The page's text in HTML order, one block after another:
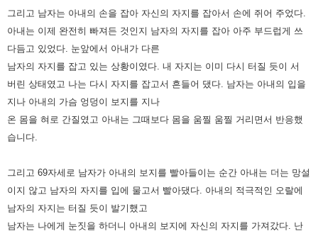
그리고 남자는 아내의 손을 잡아 자신의 자지를 잡아서 손에 쥐어 주었다.
아내는 이제 완전히 빠져든 것인지 남자의 자지를 잡아 아주 부드럽게 쓰
다듬고 있었다. 눈앞에서 아내가 다른
남자의 자지를 잡고 있는 상황이였다. 내 자지는 이미 다시 터질 듯이 서
버린 상태였고 나는 다시 자지를 잡고서 흔들어 댔다. 남자는 아내의 입을
지나 아내의 가슴 엉덩이 보지를 지나
온 몸을 혀로 간질였고 아내는 그때보다 몸을 움찔 움찔 거리면서 반응했
습니다.
그리고 69자세로 남자가 아내의 보지를 빨아들이는 순간 아내는 더는 망설
이지 않고 남자의 자지를 입에 물고서 빨아댔다. 아내의 적극적인 오랄에
남자의 자지는 터질 듯이 발기했고
남자는 나에게 눈짓을 하더니 아내의 보지에 자신의 자지를 가져갔다. 난